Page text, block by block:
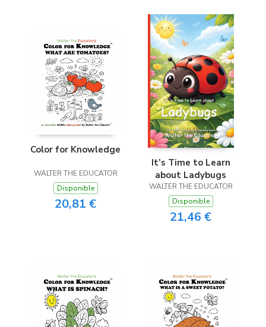
Color for Knowledge
WALTER THE EDUCATOR
Disponible
20,81 €
It’s Time to Learn
about Ladybugs
WALTER THE EDUCATOR
Disponible
21,46 €